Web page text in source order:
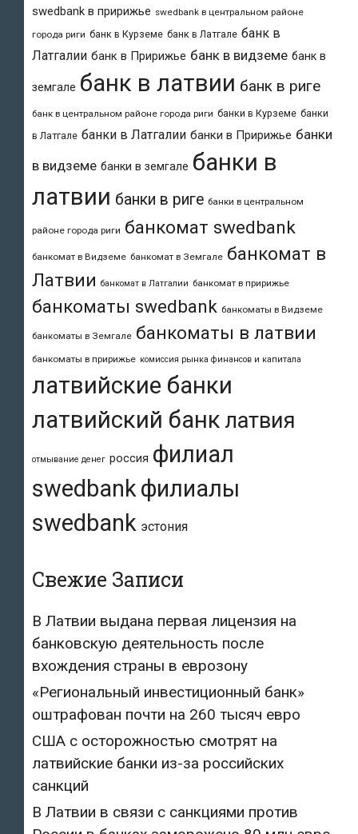
swedbank в пририжье swedbank в центральном районе
города риги банк в Курземе банк в Латгале банк в
Латгалии банк в Пририжье банк в видземе банк в
земгале банк в латвии банк в риге
банк в центральном районе города риги банки в Курземе банки
в Латгале банки в Латгалии банки в Пририжье банки
в видземе банки в земгале банки в
латвии банки в риге банки в центральном
районе города риги банкомат swedbank
банкомат в Видземе банкомат в Земгале банкомат в
Латвии банкомат в Латгалии банкомат в пририжье
банкоматы swedbank банкоматы в Видземе
банкоматы в Земгале банкоматы в латвии
банкоматы в пририжье комиссия рынка финансов и капитала
латвийские банки
латвийский банк латвия
отмывание денег россия филиал
swedbankфилиалы
swedbank эстония
Свежие Записи
В Латвии выдана первая лицензия на
банковскую деятельность после
вхождения страны в еврозону
«Региональный инвестиционный банк»
оштрафован почти на 260 тысяч евро
США с осторожностью смотрят на
латвийские банки из-за российских
санкций
В Латвии в связи с санкциями против